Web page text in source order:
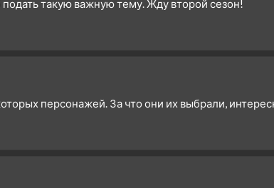
такую важную тему. Жду второй сезон!
персонажей. За что они их выбрали,